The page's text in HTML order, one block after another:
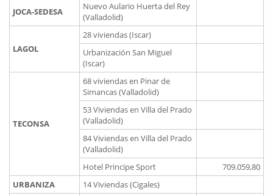
JOCA-SEDESA
Nuevo Aulario Huerta del Rey
(Valladolid)
LAGOL
28 viviendas (Iscar)
Urbanización San Miguel
(Iscar)
TECONSA
68 viviendas en Pinar de
Simancas (Valladolid)
53 Viviendas en Villa del Prado
(Valladolid)
84 Viviendas en Villa del Prado
(Valladolid)
Hotel Principe Sport
709.059,80
URBANIZA
14 Viviendas (Cigales)